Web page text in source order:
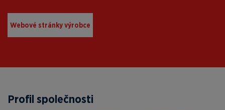
Webové stránky výrobce
Profil společnosti